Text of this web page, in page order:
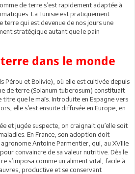
de terre s’est rapidement adaptée à
La Tunisie est pratiquement
terre qui est devenue de nos jours une
stratégique autant que le pain
dans le monde
Pérou et Bolivie), où elle est cultivée depuis
de terre (Solanum tuberosum) constituait
titre que le maïs. Introduite en Espagne vers
elle s’est ensuite diffusée en Europe, en
et jugée suspecte, on craignait qu’elle soit
En France, son adoption doit
Antoine Parmentier, qui, au XVIIIe
convaincre de sa valeur nutritive. Dès le
s’imposa comme un aliment vital, facile à
productive et se conservant